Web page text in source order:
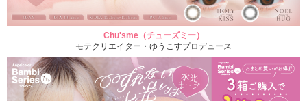
Chu'sme（チューズミー）
モテクリエイター・ゆうこすプロデュース